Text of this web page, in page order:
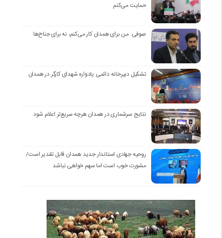
حمایت می‌کنم
صوفی: من برای همدان کار می‌کنم، نه برای جناح‌ها
تشکیل دبیرخانه دائمی یادواره شهدای کارگر در همدان
نتایج سرشماری در همدان هرچه سریع‌تر اعلام شود
روحیه جهادی استاندار جدید همدان قابل تقدیر است/
مشورت خوب است اما سهم خواهی نباشد